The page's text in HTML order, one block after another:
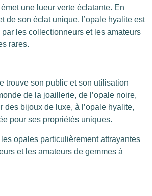
une lueur verte éclatante. En
de son éclat unique, l’opale hyalite est
les collectionneurs et les amateurs
rares.
trouve son public et son utilisation
de la joaillerie, de l’opale noire,
des bijoux de luxe, à l’opale hyalite,
pour ses propriétés uniques.
opales particulièrement attrayantes
et les amateurs de gemmes à